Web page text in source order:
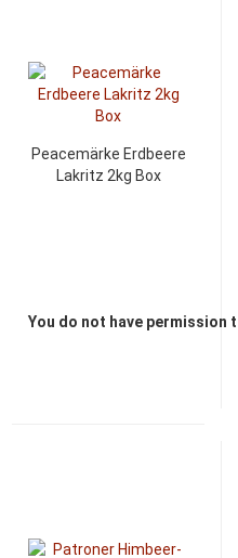
to view the prices
Peacemärke Erdbeere
Lakritz 2kg Box
You do not have permission